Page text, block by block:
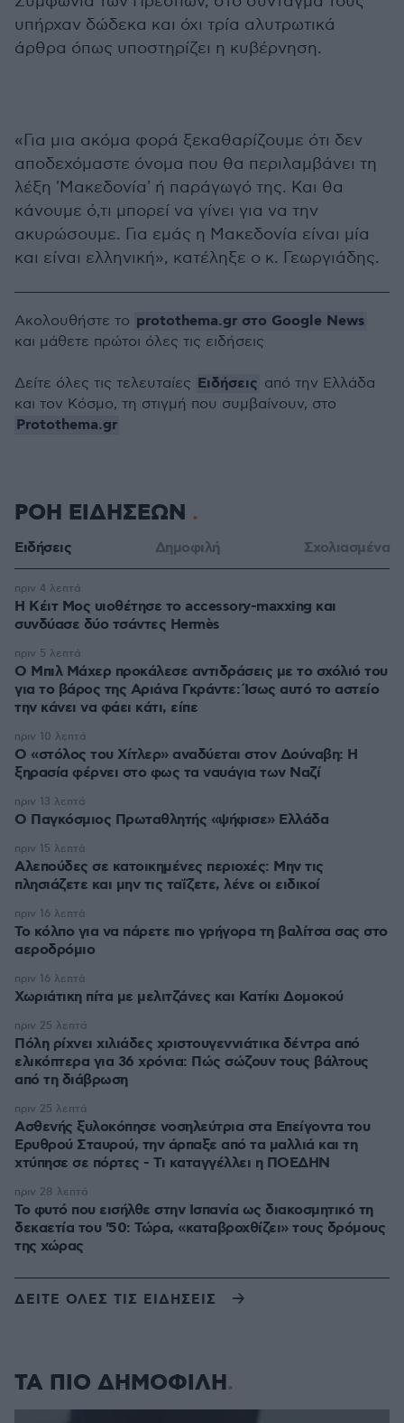
υπήρχαν δώδεκα και όχι τρία αλυτρωτικά
άρθρα όπως υποστηρίζει η κυβέρνηση.
«Για μια ακόμα φορά ξεκαθαρίζουμε ότι δεν
αποδεχόμαστε όνομα που θα περιλαμβάνει τη
λέξη 'Μακεδονία' ή παράγωγό της. Και θα
κάνουμε ό,τι μπορεί να γίνει για να την
ακυρώσουμε. Για εμάς η Μακεδονία είναι μία
και είναι ελληνική», κατέληξε ο κ. Γεωργιάδης.
Ακολουθήστε το protothema.gr στο Google News
και μάθετε πρώτοι όλες τις ειδήσεις
Δείτε όλες τις τελευταίες Ειδήσεις από την Ελλάδα
και τον Κόσμο, τη στιγμή που συμβαίνουν, στο
Protothema.gr
ΡΟΗ ΕΙΔΗΣΕΩΝ
Ειδήσεις Δημοφιλή Σχολιασμένα
Η Κέιτ Μος υιοθέτησε τo accessory-maxxing και
συνδύασε δύο τσάντες Hermès
πριν 4 λεπτά
Ο Μπιλ Μάχερ προκάλεσε αντιδράσεις με το σχόλιό του
για το βάρος της Αριάνα Γκράντε: Ίσως αυτό το αστείο
την κάνει να φάει κάτι, είπε
πριν 5 λεπτά
Ο «στόλος του Χίτλερ» αναδύεται στον Δούναβη: Η
ξηρασία φέρνει στο φως τα ναυάγια των Ναζί
πριν 10 λεπτά
Ο Παγκόσμιος Πρωταθλητής «ψήφισε» Ελλάδα
πριν 13 λεπτά
Αλεπούδες σε κατοικημένες περιοχές: Μην τις
πλησιάζετε και μην τις ταΐζετε, λένε οι ειδικοί
πριν 15 λεπτά
Το κόλπο για να πάρετε πιο γρήγορα τη βαλίτσα σας στο
αεροδρόμιο
πριν 16 λεπτά
Χωριάτικη πίτα με μελιτζάνες και Κατίκι Δομοκού
πριν 16 λεπτά
Πόλη ρίχνει χιλιάδες χριστουγεννιάτικα δέντρα από
ελικόπτερα για 36 χρόνια: Πώς σώζουν τους βάλτους
από τη διάβρωση
πριν 25 λεπτά
Ασθενής ξυλοκόπησε νοσηλεύτρια στα Επείγοντα του
Ερυθρού Σταυρού, την άρπαξε από τα μαλλιά και τη
χτύπησε σε πόρτες - Τι καταγγέλλει η ΠΟΕΔΗΝ
πριν 25 λεπτά
Το φυτό που εισήλθε στην Ισπανία ως διακοσμητικό τη
δεκαετία του '50: Τώρα, «καταβροχθίζει» τους δρόμους
της χώρας
πριν 28 λεπτά
ΔΕΙΤΕ ΟΛΕΣ ΤΙΣ ΕΙΔΗΣΕΙΣ
ΤΑ ΠΙΟ ΔΗΜΟΦΙΛΗ